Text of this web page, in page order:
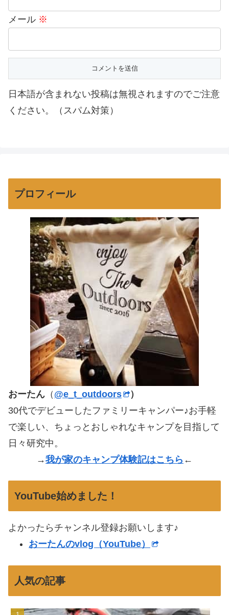
メール ※
日本語が含まれない投稿は無視されますのでご注意
ください。（スパム対策）
プロフィール
おーたん （ @e_t_outdoors
）
30代でデビューしたファミリーキャンパー♪お手軽
で楽しい、ちょっとおしゃれなキャンプを目指して
日々研究中。
→我が家のキャンプ体験記はこちら ←
YouTube始めました！
よかったらチャンネル登録お願いします♪
おーたんのvlog（YouTube）
人気の記事